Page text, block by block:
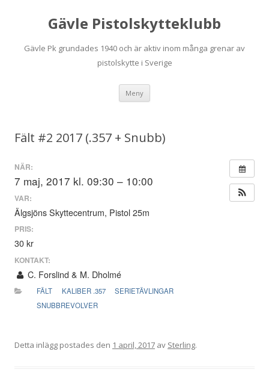
Gävle Pistolskytteklubb
Gävle Pk grundades 1940 och är aktiv inom många grenar av
pistolskytte i Sverige
Meny
Fält #2 2017 (.357 + Snubb)
NÄR:
7 maj, 2017 kl. 09:30 – 10:00
VAR:
Älgsjöns Skyttecentrum, Pistol 25m
PRIS:
30 kr
KONTAKT:
C. Forslind & M. Dholmé
FÄLT KALIBER .357
SERIETÄVLINGAR
SNUBBREVOLVER
Detta inlägg postades den 1 april, 2017 av Sterling.